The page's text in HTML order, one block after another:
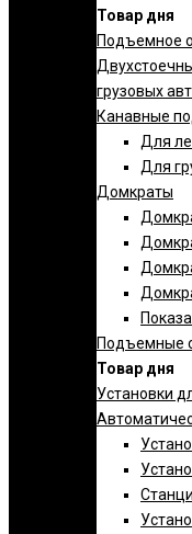
Товар дня
Подъемное
грузовых
Канавные
Для
Для
Домкраты
Подъемные
Товар дня
Установки